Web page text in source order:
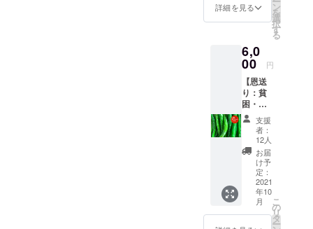
が入っ
てくる
み！ 詳
細） ・
300〜
500gを
想定 ・
品種/発
送量/時
期は、
生育状
況に
よって
変動し
ます。
予めご
了承く
ださ
詳細を見る ン
を
選
択
す
る
6,0
00 円
【恩送
り：貧
困・就
労支援
NPOへ
の寄
贈】 あ
なたに
支援い
ただい
たお金
で貧困
や就労
支援
者：
12人
お届
け予
定：
2021
年10
月
こ
の
リ
タ
ー